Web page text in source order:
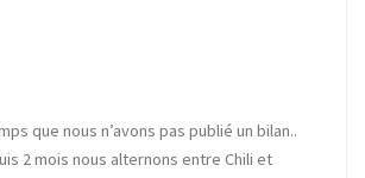
que nous n’avons pas publié un bilan..
2 mois nous alternons entre Chili et